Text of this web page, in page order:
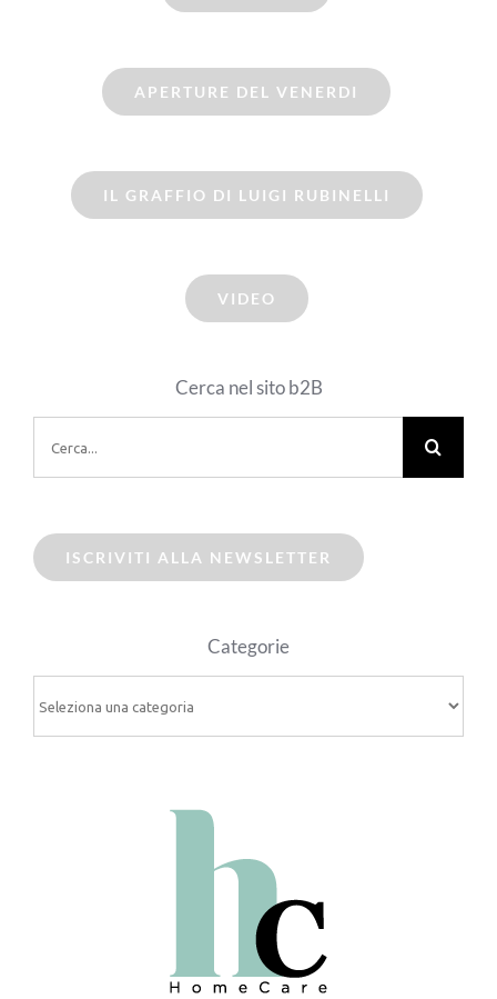
APERTURE DEL VENERDI
IL GRAFFIO DI LUIGI RUBINELLI
VIDEO
Cerca nel sito b2B
per:
ISCRIVITI ALLA NEWSLETTER
Categorie